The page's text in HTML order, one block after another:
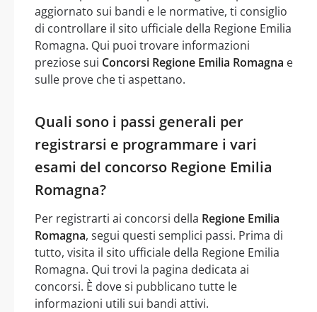
aggiornato sui bandi e le normative, ti consiglio
di controllare il sito ufficiale della Regione Emilia
Romagna. Qui puoi trovare informazioni
preziose sui Concorsi Regione Emilia Romagna e
sulle prove che ti aspettano.
Quali sono i passi generali per
registrarsi e programmare i vari
esami del concorso Regione Emilia
Romagna?
Per registrarti ai concorsi della Regione Emilia
Romagna, segui questi semplici passi. Prima di
tutto, visita il sito ufficiale della Regione Emilia
Romagna. Qui trovi la pagina dedicata ai
concorsi. È dove si pubblicano tutte le
informazioni utili sui bandi attivi.